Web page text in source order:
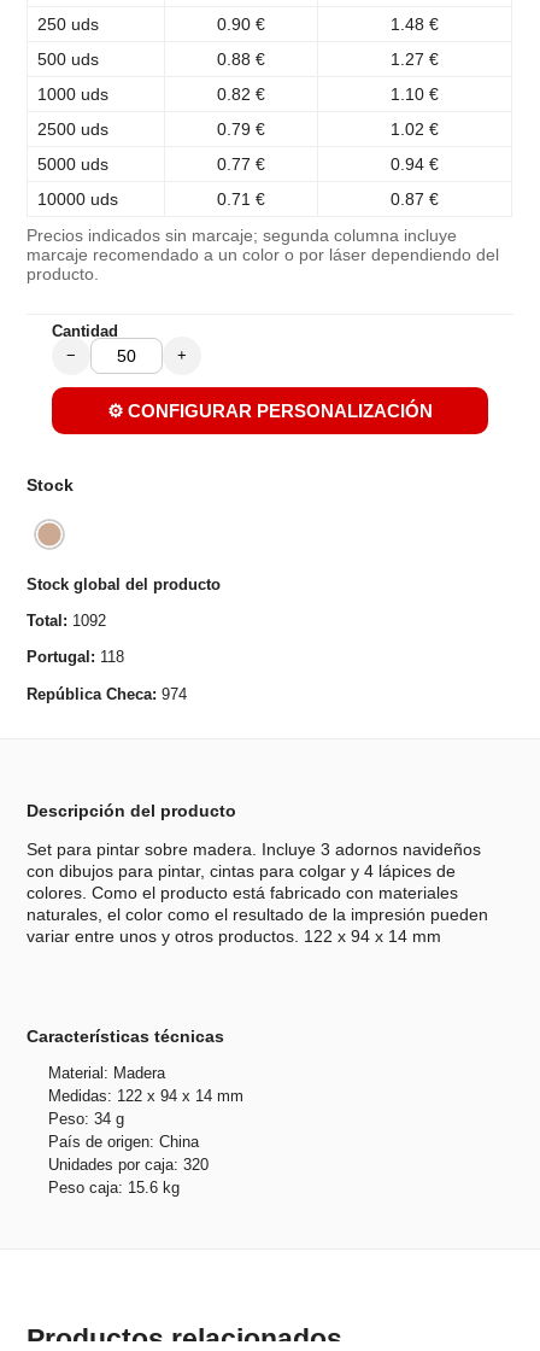
250 uds
0.90 €
1.48 €
500 uds
0.88 €
1.27 €
1000 uds
0.82 €
1.10 €
2500 uds
0.79 €
1.02 €
5000 uds
0.77 €
0.94 €
10000 uds
0.71 € 0.87 €
Precios indicados sin marcaje; segunda columna incluye
marcaje recomendado a un color o por láser dependiendo del
producto.
Cantidad
− +
⚙️ CONFIGURAR PERSONALIZACIÓN
Stock
Stock global del producto
Total: 1092
Portugal: 118
República Checa: 974
Descripción del producto
Set para pintar sobre madera. Incluye 3 adornos navideños
con dibujos para pintar, cintas para colgar y 4 lápices de
colores. Como el producto está fabricado con materiales
naturales, el color como el resultado de la impresión pueden
variar entre unos y otros productos. 122 x 94 x 14 mm
Características técnicas
Material: Madera
Medidas: 122 x 94 x 14 mm
Peso: 34 g
País de origen: China
Unidades por caja: 320
Peso caja: 15.6 kg
Productos relacionados